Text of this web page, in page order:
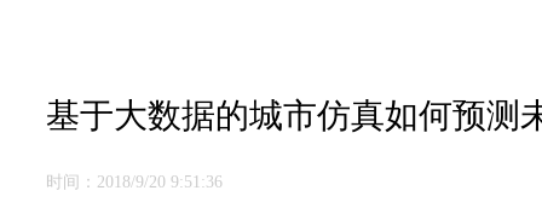
基于大数据的城市仿真如何预测
时间：2018/9/20 9:51:36